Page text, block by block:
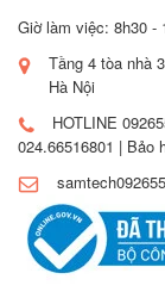
Giờ làm việc: 8h30 -
Tầng 4 tòa nhà
Hà Nội
HOTLINE
024.66516801 | Bảo